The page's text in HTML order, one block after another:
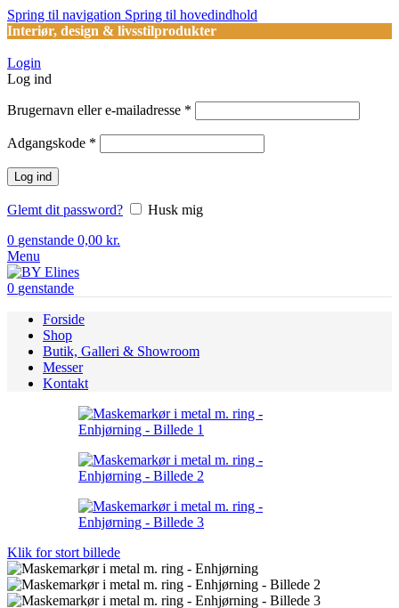
Spring til navigation Spring til hovedindhold
Interiør, design & livsstilprodukter
Login
Log ind
Brugernavn eller e-mailadresse *
Adgangskode *
Log ind
Glemt dit password?
Husk mig
0 genstande 0,00 kr.
Menu
0 genstande
Forside
Shop
Butik, Galleri & Showroom
Messer
Kontakt
Klik for stort billede